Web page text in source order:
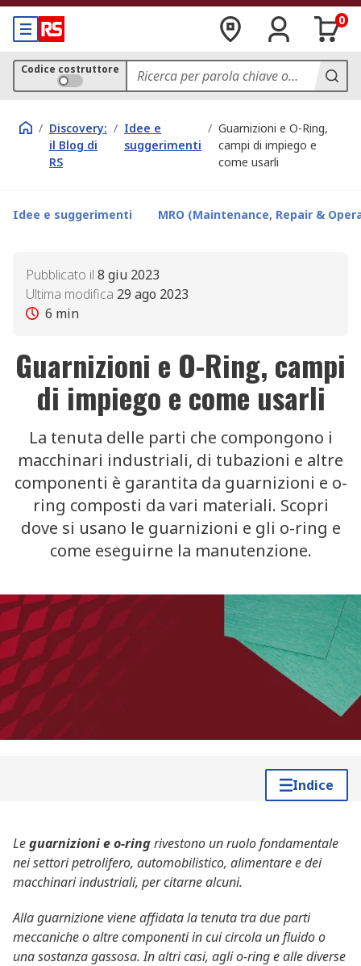
0
Codice costruttore
/ Discovery:
il Blog di
RS
/ Idee e
suggerimenti
/ Guarnizioni e O-Ring,
campi di impiego e
come usarli
Idee e suggerimenti MRO (Maintenance, Repair &
Pubblicato il 8 giu 2023
Ultima modifica 29 ago 2023
6 min
Guarnizioni e O-Ring, campi
di impiego e come usarli
La tenuta delle parti che compongono i
macchinari industriali, di tubazioni e altre
componenti è garantita da guarnizioni e o-
ring composti da vari materiali. Scopri
dove si usano le guarnizioni e gli o-ring e
come eseguirne la manutenzione.
Indice
Leguarnizioni e o-ringrivestono un ruolo fondamentale
nei settori petrolifero, automobilistico, alimentare e dei
macchinari industriali, per citarne alcuni.
Alla guarnizione viene affidata la tenuta tra due parti
meccaniche o altre componenti in cui circola un fluido o
una sostanza gassosa. In altri casi, agli o-ring e alle diverse